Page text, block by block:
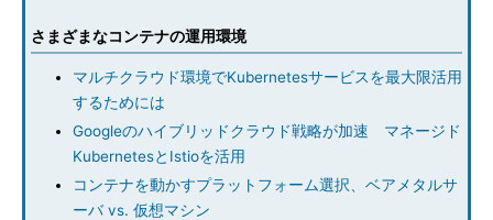
さまざまなコンテナの運用環境
マルチクラウド環境でKubernetesサービスを最大限活用
するためには
Googleのハイブリッドクラウド戦略が加速 マネージド
KubernetesとIstioを活用
コンテナを動かすプラットフォーム選択、ベアメタルサ
ーバ vs. 仮想マシン